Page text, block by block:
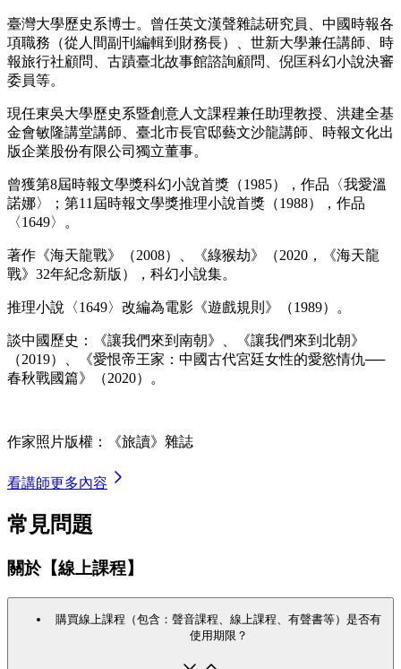
臺灣大學歷史系博士。曾任英文漢聲雜誌研究員、中國時報各
項職務（從人間副刊編輯到財務長）、世新大學兼任講師、時
報旅行社顧問、古蹟臺北故事館諮詢顧問、倪匡科幻小說決審
委員等。
現任東吳大學歷史系暨創意人文課程兼任助理教授、洪建全基
金會敏隆講堂講師、臺北市長官邸藝文沙龍講師、時報文化出
版企業股份有限公司獨立董事。
曾獲第8屆時報文學獎科幻小說首獎（1985），作品〈我愛溫
諾娜〉；第11屆時報文學獎推理小說首獎（1988），作品
〈1649〉。
著作《海天龍戰》（2008）、《綠猴劫》（2020，《海天龍
戰》32年紀念新版），科幻小說集。
推理小說〈1649〉改編為電影《遊戲規則》（1989）。
談中國歷史：《讓我們來到南朝》、《讓我們來到北朝》
（2019）、《愛恨帝王家：中國古代宮廷女性的愛慾情仇──
春秋戰國篇》（2020）。
作家照片版權：《旅讀》雜誌
看講師更多內容
常見問題
關於【線上課程】
購買線上課程（包含：聲音課程、線上課程、有聲書等）是否有
使用期限？